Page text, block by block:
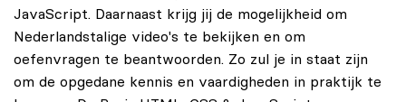
JavaScript. Daarnaast krijg jij de mogelijkheid om
Nederlandstalige video's te bekijken en om
oefenvragen te beantwoorden. Zo zul je in staat zijn
om de opgedane kennis en vaardigheden in praktijk te